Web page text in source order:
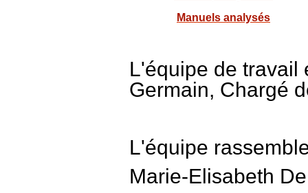
Manuels analysés
L'équipe de travail
Germain, Chargé
L'équipe
Marie-Elisabeth